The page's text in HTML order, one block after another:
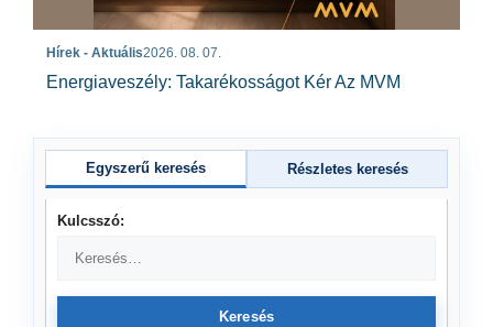
Hírek - Aktuális2026. 08. 07.
Energiaveszély: Takarékosságot Kér Az MVM
Egyszerű keresés Részletes keresés
Kulcsszó:
Keresés